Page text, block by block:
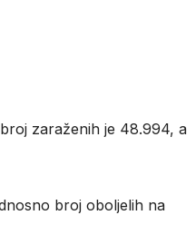
zaraženih je 48.994, a
broj oboljelih na